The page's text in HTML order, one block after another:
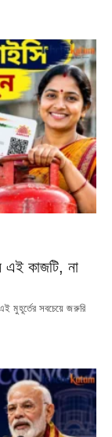
কাজটি, না
মুহূর্তের সবচেয়ে জরুরি